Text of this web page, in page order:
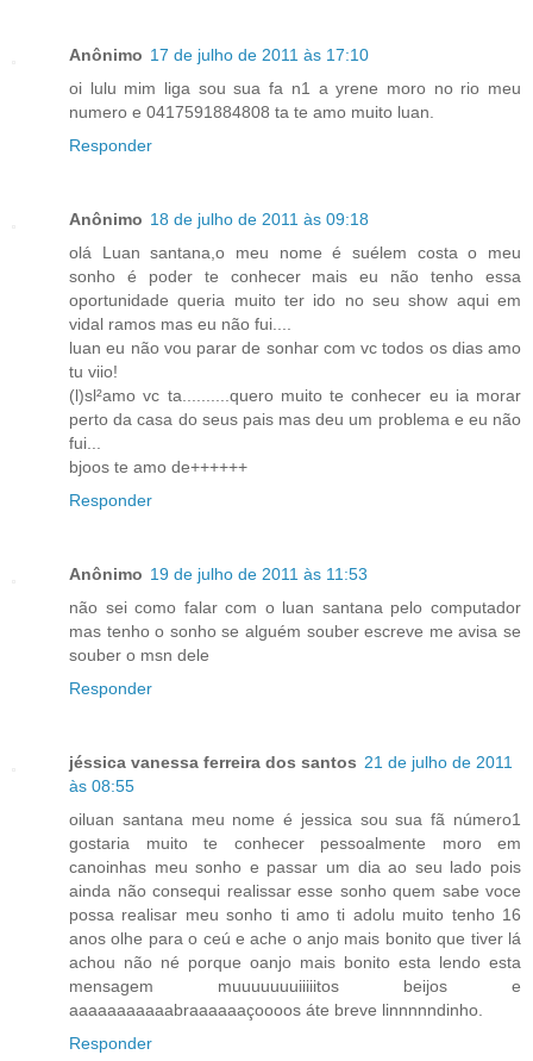
Anônimo 17 de julho de 2011 às 17:10
oi lulu mim liga sou sua fa n1 a yrene moro no rio meu
numero e 0417591884808 ta te amo muito luan.
Responder
Anônimo 18 de julho de 2011 às 09:18
olá Luan santana,o meu nome é suélem costa o meu
sonho é poder te conhecer mais eu não tenho essa
oportunidade queria muito ter ido no seu show aqui em
vidal ramos mas eu não fui....
luan eu não vou parar de sonhar com vc todos os dias amo
tu viio!
(l)sl²amo vc ta..........quero muito te conhecer eu ia morar
perto da casa do seus pais mas deu um problema e eu não
fui...
bjoos te amo de++++++
Responder
Anônimo 19 de julho de 2011 às 11:53
não sei como falar com o luan santana pelo computador
mas tenho o sonho se alguém souber escreve me avisa se
souber o msn dele
Responder
jéssica vanessa ferreira dos santos 21 de julho de 2011
às 08:55
oiluan santana meu nome é jessica sou sua fã número1
gostaria muito te conhecer pessoalmente moro em
canoinhas meu sonho e passar um dia ao seu lado pois
ainda não consequi realissar esse sonho quem sabe voce
possa realisar meu sonho ti amo ti adolu muito tenho 16
anos olhe para o ceú e ache o anjo mais bonito que tiver lá
achou não né porque oanjo mais bonito esta lendo esta
mensagem muuuuuuuiiiiitos beijos e
aaaaaaaaaaabraaaaaaçoooos áte breve linnnnndinho.
Responder